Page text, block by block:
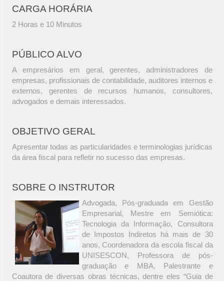
CARGA HORÁRIA
2 Horas e 10 Minutos
PÚBLICO ALVO
A empresários em geral, gerentes, administradores de
empresas, profissionais de contabilidade, auditores internos e
externos, gerentes de recursos humanos, consultores,
advogados e demais interessados.
OBJETIVO GERAL
Apresentar todas as particularidades e terminologias jurídicas
da área fiscal para refletir no sucesso das empresas.
SOBRE O INSTRUTOR
Advogada, Pós-graduada em Gestão
Empresarial, Mestre em Semiótica:
Tecnologia da Informação, Consultora
de Impostos Indiretos há mais de 30
anos, Coordenadora da escola fiscal da
UNISESCON, Professora de pós-
graduação e MBA, Palestrante e
Coautora de diversas obras técnicas, dentre eles “Guia de